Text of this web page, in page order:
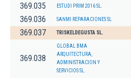
369.035 ESTUDI PRIM 2016 SL.
369.036 SANMI REPARACIONES SL
369.037 TRISKELDEGUSTA SL.
369.038
GLOBAL BMA
ARQUITECTURA,
ADMINISTRACION Y
SERVICIOS SL.